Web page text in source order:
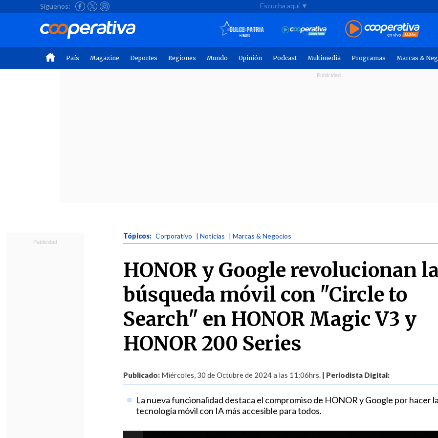
Síguenos: Escucha aquí ▼
País Magazine Deportes Regiones Mundo Opinión Podcast Multimedia Programas Marcas &
Tópicos: Corporativo | Noticias | Marcas & Negocios
HONOR y Google revolucionan
búsqueda móvil con "Circle to
Search" en HONOR Magic V3 y
HONOR 200 Series
Publicado: Miércoles, 30 de Octubre de 2024 a las 11:06hrs. | Periodista Digital:
La nueva funcionalidad destaca el compromiso de HONOR y Google por hacer
tecnología móvil con IA más accesible para todos.